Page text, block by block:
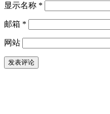
显示名称 *
邮箱 *
网站